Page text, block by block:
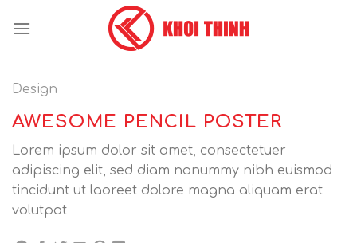
Design
AWESOME PENCIL POSTER
Lorem ipsum dolor sit amet, consectetuer
adipiscing elit, sed diam nonummy nibh euismod
tincidunt ut laoreet dolore magna aliquam erat
volutpat